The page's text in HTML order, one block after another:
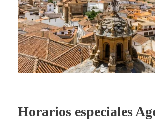
Horarios especiales